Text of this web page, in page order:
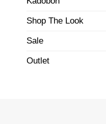
Shop The Look
Sale
Outlet